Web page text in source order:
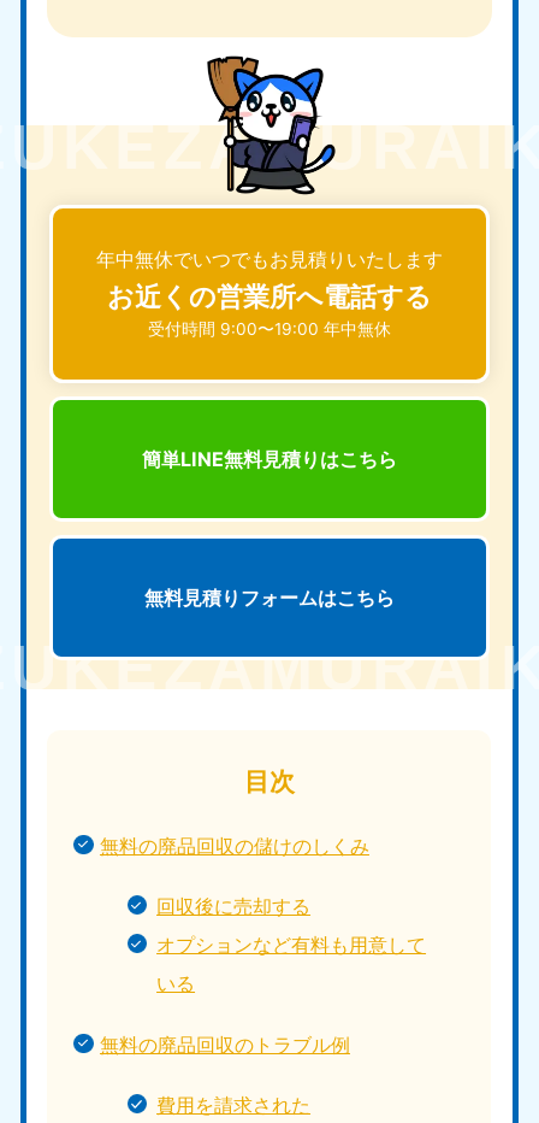
年中無休でいつでもお見積りいたします
お近くの営業所へ電話する
受付時間 9:00〜19:00 年中無休
簡単LINE無料見積りはこちら
無料見積りフォームはこちら
目次
無料の廃品回収の儲けのしくみ
回収後に売却する
オプションなど有料も用意して
いる
無料の廃品回収のトラブル例
費用を請求された